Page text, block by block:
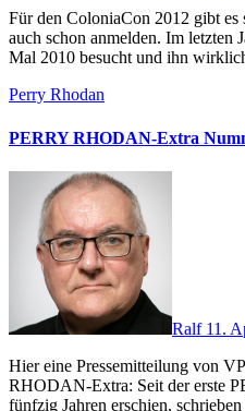
Für den ColoniaCon 2012 gibt es schon einen Flyer. Man kann sich
auch schon anmelden. Im letzten
Mal 2010 besucht und ihn
Perry Rhodan
PERRY RHODAN-Extra
Ralf 11.
Hier eine Pressemitteilung von VPM zum nächsten PERRY
RHODAN-Extra: Seit der erste
fünfzig Jahren erschien,